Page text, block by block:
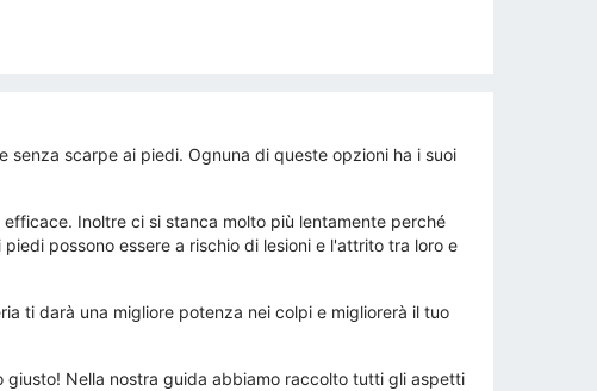
senza scarpe ai piedi. Ognuna di queste opzioni ha i suoi
Inoltre ci si stanca molto più lentamente perché
possono essere a rischio di lesioni e l'attrito tra loro e
ti darà una migliore potenza nei colpi e migliorerà il tuo
Nella nostra guida abbiamo raccolto tutti gli aspetti